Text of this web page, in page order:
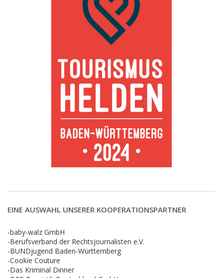
EINE AUSWAHL UNSERER KOOPERATIONSPARTNER
-baby-walz GmbH
-Berufsverband der Rechtsjournalisten e.V.
-BUNDjugend Baden-Württemberg
-Cookie Couture
-Das Kriminal Dinner